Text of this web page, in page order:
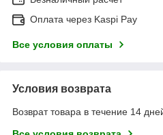
Оплата через Kaspi Pay
Все условия оплаты
Условия возврата
Возврат товара в течение 14